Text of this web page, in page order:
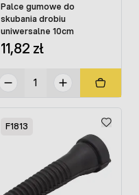
Palce gumowe do
skubania drobiu
uniwersalne 10cm
11,82 zł
F1813